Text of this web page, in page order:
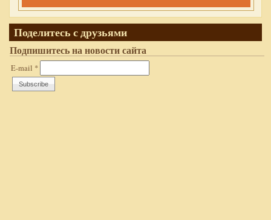
Поделитесь с друзьями
Подпишитесь на новости сайта
E-mail *